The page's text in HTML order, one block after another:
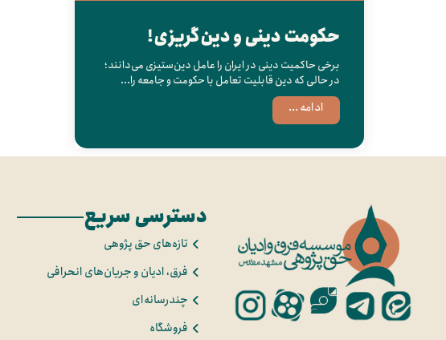
حکومت دینی و دین‌گریزی!
برخی حاکمیت دینی در ایران را عامل دین‌ستیزی می‌دانند؛
در حالی که دین قابلیت تعامل با حکومت و جامعه را...
ادامه ...
دسترسی سریع
تازه‌های حق پژوهی
فرق، ادیان و جریان‌های انحرافی
چندرسانه‌ای
فروشگاه